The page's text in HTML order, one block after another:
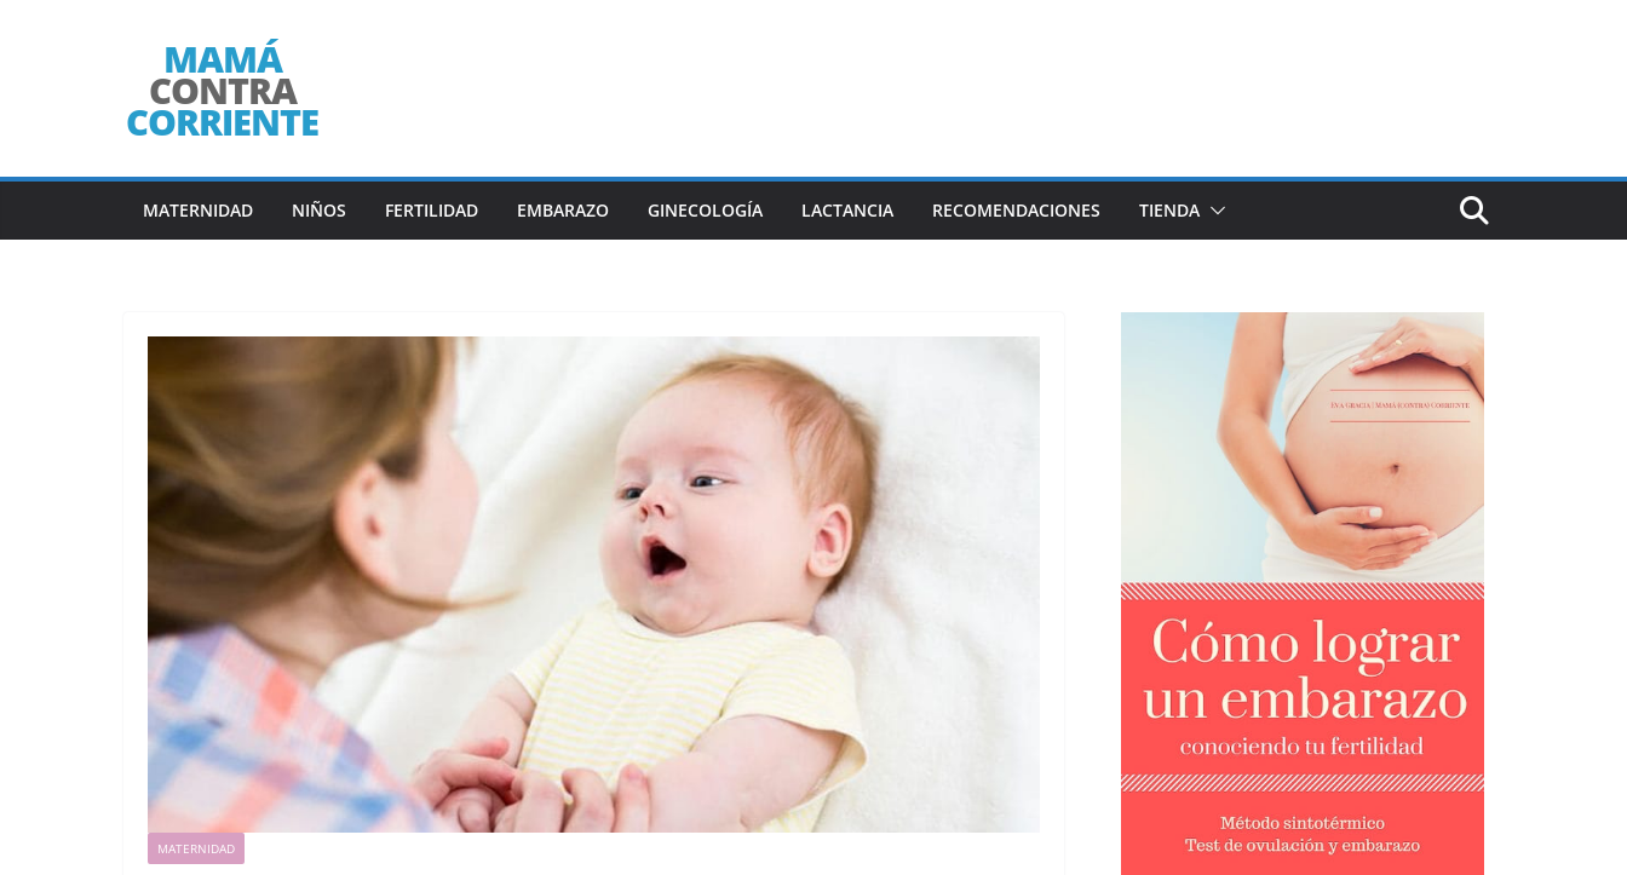
MATERNIDAD NIÑOS FERTILIDAD EMBARAZO GINECOLOGÍA LACTANCIA RECOMENDACIONES TIENDA
MATERNIDAD